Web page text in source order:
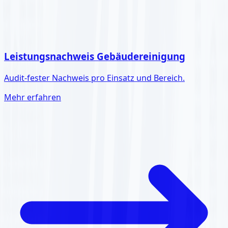
Leistungsnachweis Gebäudereinigung
Audit-fester Nachweis pro Einsatz und Bereich.
Mehr erfahren